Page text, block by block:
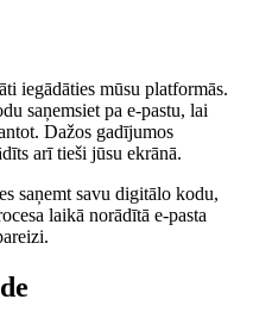
iegādāties mūsu platformās.
saņemsiet pa e-pastu, lai
Dažos gadījumos
arī tieši jūsu ekrānā.
saņemt savu digitālo kodu,
laikā norādītā e-pasta